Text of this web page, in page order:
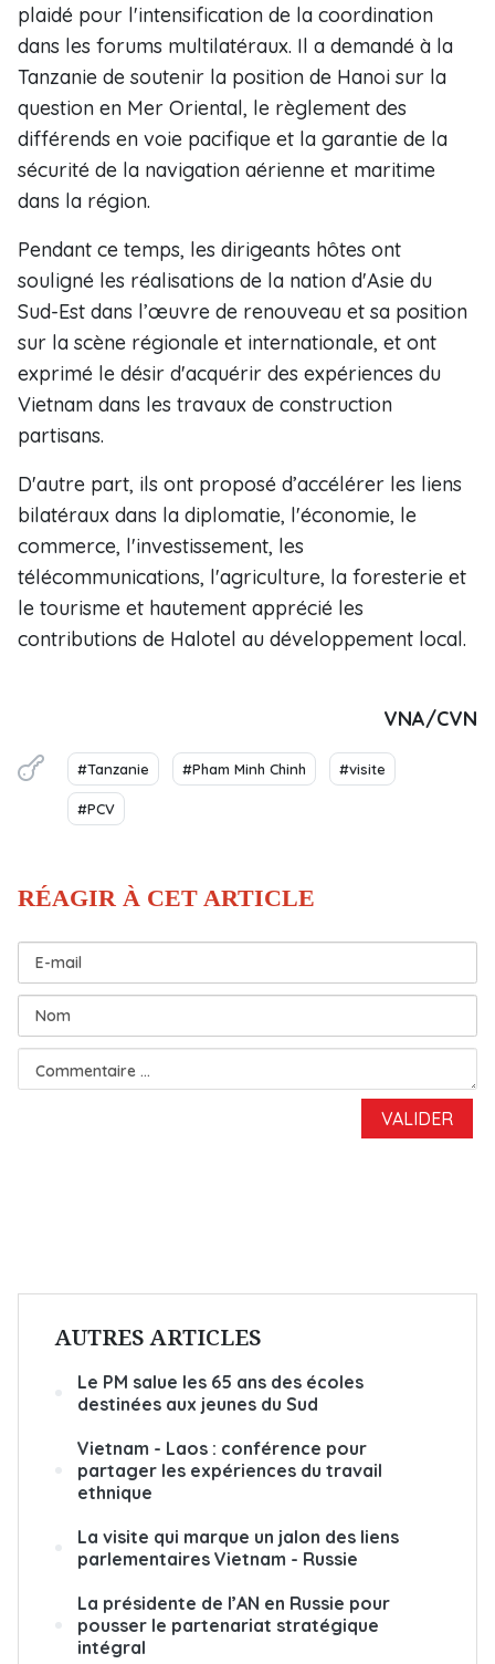
plaidé pour l'intensification de la coordination
dans les forums multilatéraux. Il a demandé à la
Tanzanie de soutenir la position de Hanoi sur la
question en Mer Oriental, le règlement des
différends en voie pacifique et la garantie de la
sécurité de la navigation aérienne et maritime
dans la région.
Pendant ce temps, les dirigeants hôtes ont
souligné les réalisations de la nation d'Asie du
Sud-Est dans l’œuvre de renouveau et sa position
sur la scène régionale et internationale, et ont
exprimé le désir d'acquérir des expériences du
Vietnam dans les travaux de construction
partisans.
D'autre part, ils ont proposé d’accélérer les liens
bilatéraux dans la diplomatie, l'économie, le
commerce, l'investissement, les
télécommunications, l'agriculture, la foresterie et
le tourisme et hautement apprécié les
contributions de Halotel au développement local.
VNA/CVN
#Tanzanie #Pham Minh Chinh #visite
#PCV
AUTRES ARTICLES
Le PM salue les 65 ans des écoles
destinées aux jeunes du Sud
Vietnam - Laos : conférence pour
partager les expériences du travail
ethnique
La visite qui marque un jalon des liens
parlementaires Vietnam - Russie
La présidente de l’AN en Russie pour
pousser le partenariat stratégique
intégral